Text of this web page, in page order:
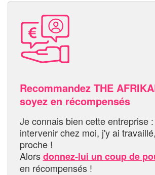
Recommandez THE
soyez en récompensés
Je connais bien cette entreprise
intervenir chez moi, j'y ai
proche !
Alorsdonnez-lui un coup de
en récompensés !